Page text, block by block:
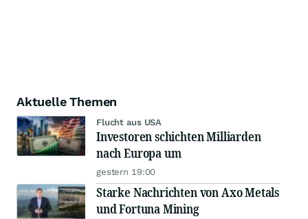
Aktuelle Themen
Flucht aus USA
Investoren schichten Milliarden
nach Europa um
gestern 19:00
Starke Nachrichten von Axo Metals
und Fortuna Mining